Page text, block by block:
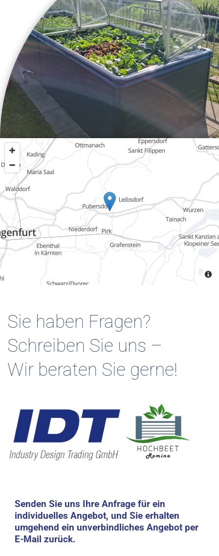
Sie haben Fragen?
Schreiben Sie uns –
Wir beraten Sie gerne!
Senden Sie uns Ihre Anfrage für ein
individuelles Angebot, und Sie erhalten
umgehend ein unverbindliches Angebot per
E-Mail zurück.